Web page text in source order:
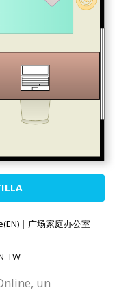
| 广场家庭办公室
TW
un